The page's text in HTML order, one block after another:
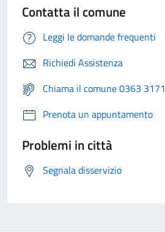
Contatta il comune
Leggi le domande frequenti
Richiedi Assistenza
Chiama il comune 0363 3171
Prenota un appuntamento
Problemi in città
Segnala disservizio